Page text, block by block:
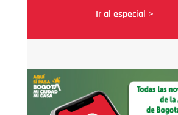
Ir al especial >